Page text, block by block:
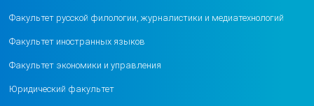
Факультет русской филологии, журналистики и медиатехнологий
Факультет иностранных языков
Факультет экономики и управления
Юридический факультет